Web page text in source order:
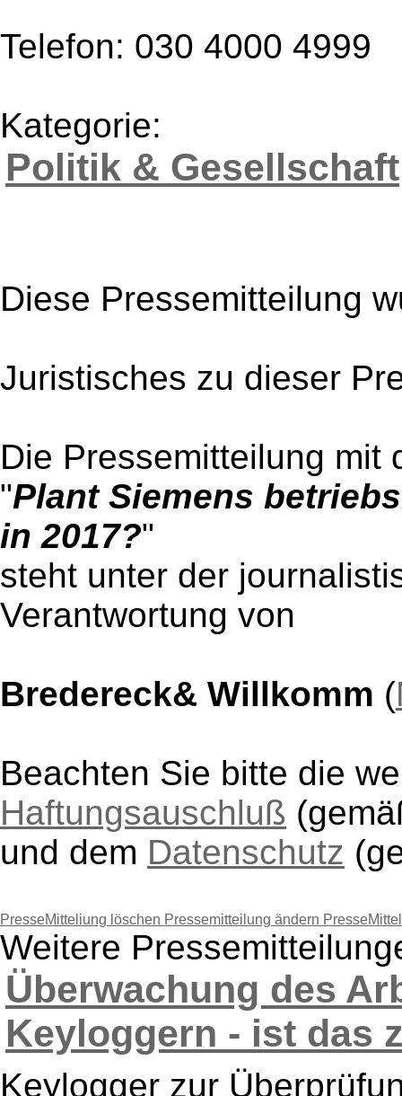
Telefon: 030 4000 4999
Kategorie:
Politik & Gesellschaft
Diese Pressemitteilung
Juristisches zu dieser
Die Pressemitteilung mit
"Plant Siemens
in 2017?"
steht unter der
Verantwortung von
Bredereck& Willkomm (
Beachten Sie bitte die
Haftungsauschluß
und dem Datenschutz
PresseMitteliung löschen Pressemitteilung ändern
Weitere
Überwachung des
Keyloggern - ist das
Keylogger zur